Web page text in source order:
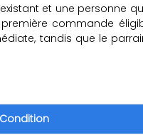
et une personne
commande
tandis que le
Condition